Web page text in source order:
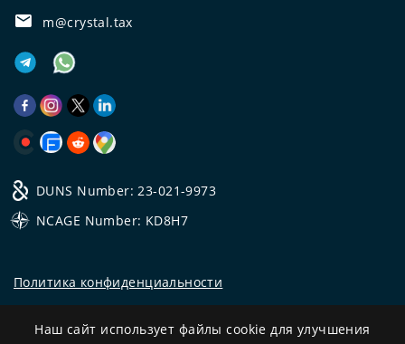
m@crystal.tax
DUNS Number: 23-021-9973
NCAGE Number: KD8H7
Политика конфиденциальности
Наш сайт использует файлы cookie для улучшения